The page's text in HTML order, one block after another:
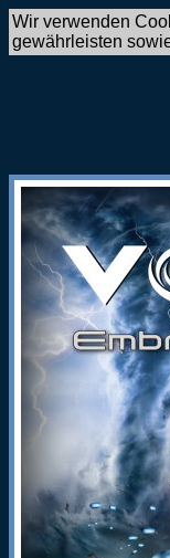
Wir verwenden
gewährleisten